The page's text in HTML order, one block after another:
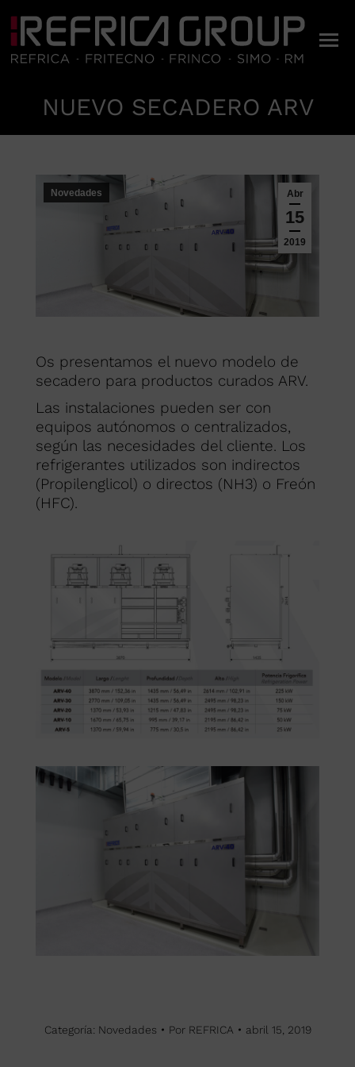
NUEVO SECADERO ARV
Estás aquí:
Abr
15
2019
Novedades
Os presentamos el nuevo modelo de
secadero para productos curados ARV.
Las instalaciones pueden ser con
equipos autónomos o centralizados,
según las necesidades del cliente. Los
refrigerantes utilizados son indirectos
(Propilenglicol) o directos (NH3) o Freón
(HFC).
Categoría: Novedades Por REFRICA abril 15, 2019